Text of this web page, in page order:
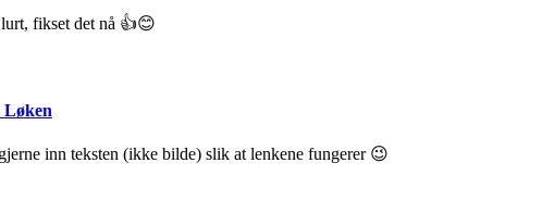
fikset det nå 👍😊
inn teksten (ikke bilde) slik at lenkene fungerer 😉